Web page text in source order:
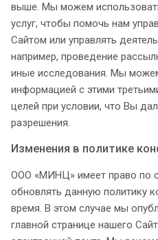
выше. Мы можем
услуг, чтобы помочь нам
Сайтом или управлять
например, проведение
иные исследования. Мы
информацией с этими
целей при условии, что Вы
разрешения.
Изменения в политике
ООО «МИНЦ» имеет право по
обновлять данную политику
время. В этом случае мы
главной странице нашего